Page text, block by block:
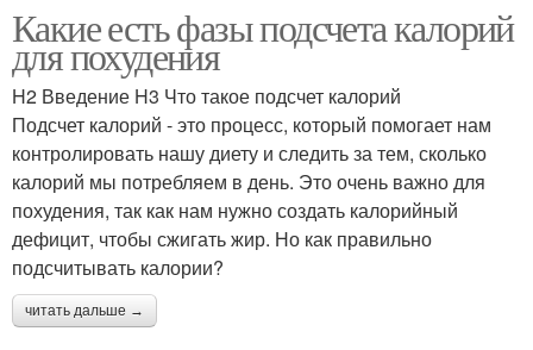
Какие есть фазы подсчета калорий
для похудения
H2 Введение H3 Что такое подсчет калорий
Подсчет калорий - это процесс, который помогает нам
контролировать нашу диету и следить за тем, сколько
калорий мы потребляем в день. Это очень важно для
похудения, так как нам нужно создать калорийный
дефицит, чтобы сжигать жир. Но как правильно
подсчитывать калории?
читать дальше →